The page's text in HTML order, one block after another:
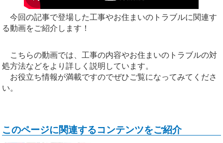
今回の記事で登場した工事やお住まいのトラブルに関連す
る動画をご紹介します！
こちらの動画では、工事の内容やお住まいのトラブルの対
処方法などをより詳しく説明しています。
お役立ち情報が満載ですのでぜひご覧になってみてくださ
い。
このページに関連するコンテンツをご紹介